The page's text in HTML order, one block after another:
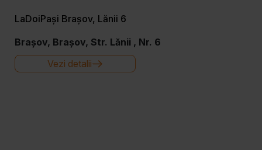
LaDoiPași Brașov, Lănii 6
Brașov, Brașov, Str. Lănii , Nr. 6
Vezi detalii